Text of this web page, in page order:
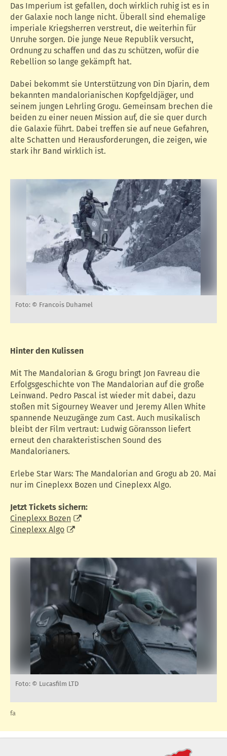
Das Imperium ist gefallen, doch wirklich ruhig ist es in
der Galaxie noch lange nicht. Überall sind ehemalige
imperiale Kriegsherren verstreut, die weiterhin für
Unruhe sorgen. Die junge Neue Republik versucht,
Ordnung zu schaffen und das zu schützen, wofür die
Rebellion so lange gekämpft hat.
Dabei bekommt sie Unterstützung von Din Djarin, dem
bekannten mandalorianischen Kopfgeldjäger, und
seinem jungen Lehrling Grogu. Gemeinsam brechen die
beiden zu einer neuen Mission auf, die sie quer durch
die Galaxie führt. Dabei treffen sie auf neue Gefahren,
alte Schatten und Herausforderungen, die zeigen, wie
stark ihr Band wirklich ist.
Foto: © Francois Duhamel
Hinter den Kulissen
Mit The Mandalorian & Grogu bringt Jon Favreau die
Erfolgsgeschichte von The Mandalorian auf die große
Leinwand. Pedro Pascal ist wieder mit dabei, dazu
stoßen mit Sigourney Weaver und Jeremy Allen White
spannende Neuzugänge zum Cast. Auch musikalisch
bleibt der Film vertraut: Ludwig Göransson liefert
erneut den charakteristischen Sound des
Mandalorianers.
Erlebe Star Wars: The Mandalorian and Grogu ab 20. Mai
nur im Cineplexx Bozen und Cineplexx Algo.
Jetzt Tickets sichern:
Cineplexx Bozen
Cineplexx Algo
Foto: © Lucasfilm LTD
fa